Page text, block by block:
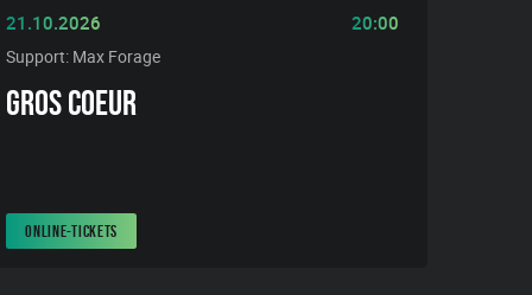
21.10.2026 20:00
Support: Max Forage
GROS COEUR
ONLINE-TICKETS